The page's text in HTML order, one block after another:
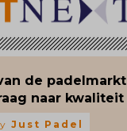
de
naar kwaliteit
Just Padel